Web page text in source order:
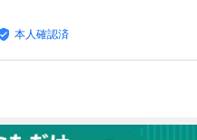
済み
本人確認済